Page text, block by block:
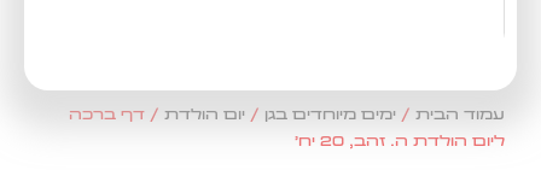
עמוד הבית/ימים מיוחדים בגן/ יום הולדת/ דף ברכה
ליום הולדת ה. זהב, 20 יח'